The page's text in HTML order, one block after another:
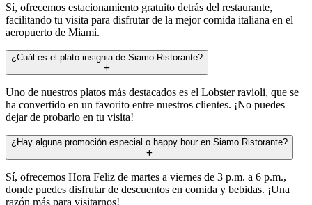
Sí, ofrecemos estacionamiento gratuito detrás del restaurante,
facilitando tu visita para disfrutar de la mejor comida italiana en el
aeropuerto de Miami.
¿Cuál es el plato insignia de Siamo Ristorante?
Uno de nuestros platos más destacados es el Lobster ravioli, que se
ha convertido en un favorito entre nuestros clientes. ¡No puedes
dejar de probarlo en tu visita!
¿Hay alguna promoción especial o happy hour en Siamo Ristorante?
Sí, ofrecemos Hora Feliz de martes a viernes de 3 p.m. a 6 p.m.,
donde puedes disfrutar de descuentos en comida y bebidas. ¡Una
razón más para visitarnos!